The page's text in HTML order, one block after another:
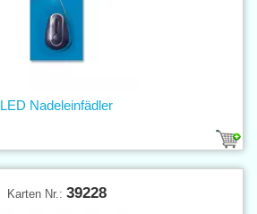
LED Nadeleinfädler
Karten Nr.: 39228